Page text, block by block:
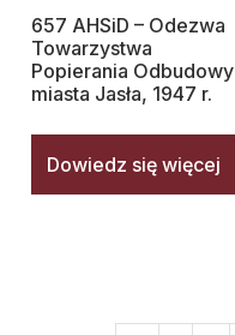
657 AHSiD – Odezwa
Towarzystwa
Popierania Odbudowy
miasta Jasła, 1947 r.
Dowiedz się więcej